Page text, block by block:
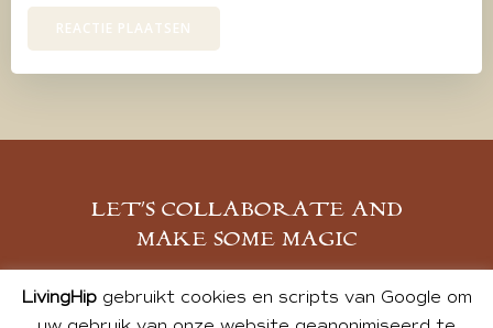
LET’S COLLABORATE AND
MAKE SOME MAGIC
MELD JE AAN
LivingHipgebruikt cookies en scripts van Google om